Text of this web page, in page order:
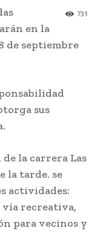
731
en la
de septiembre
sus
la carrera Las
la tarde. se
actividades:
vía recreativa,
para vecinos y